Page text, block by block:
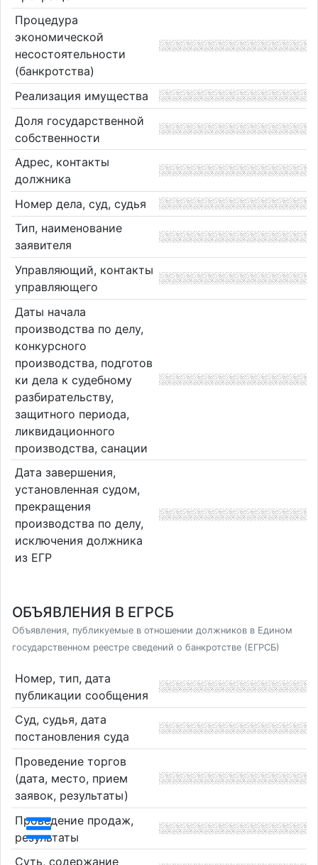
Процедура
экономической
несостоятельности
(банкротства)
Реализация имущества
Доля государственной
собственности
Адрес, контакты
должника
Номер дела, суд, судья
Тип, наименование
заявителя
Управляющий, контакты
управляющего
Даты начала
производства по делу,
конкурсного
производства, подготов
ки дела к судебному
разбирательству,
защитного периода,
ликвидационного
производства, санации
Дата завершения,
установленная судом,
прекращения
производства по делу,
исключения должника
из ЕГР
ОБЪЯВЛЕНИЯ В ЕГРСБ
Объявления, публикуемые в отношении должников в Едином
государственном реестре сведений о банкротстве (ЕГРСБ)
Номер, тип, дата
публикации сообщения
Суд, судья, дата
постановления суда
Проведение торгов
(дата, место, прием
заявок, результаты)
Проведение продаж,
результаты
Суть, содержание